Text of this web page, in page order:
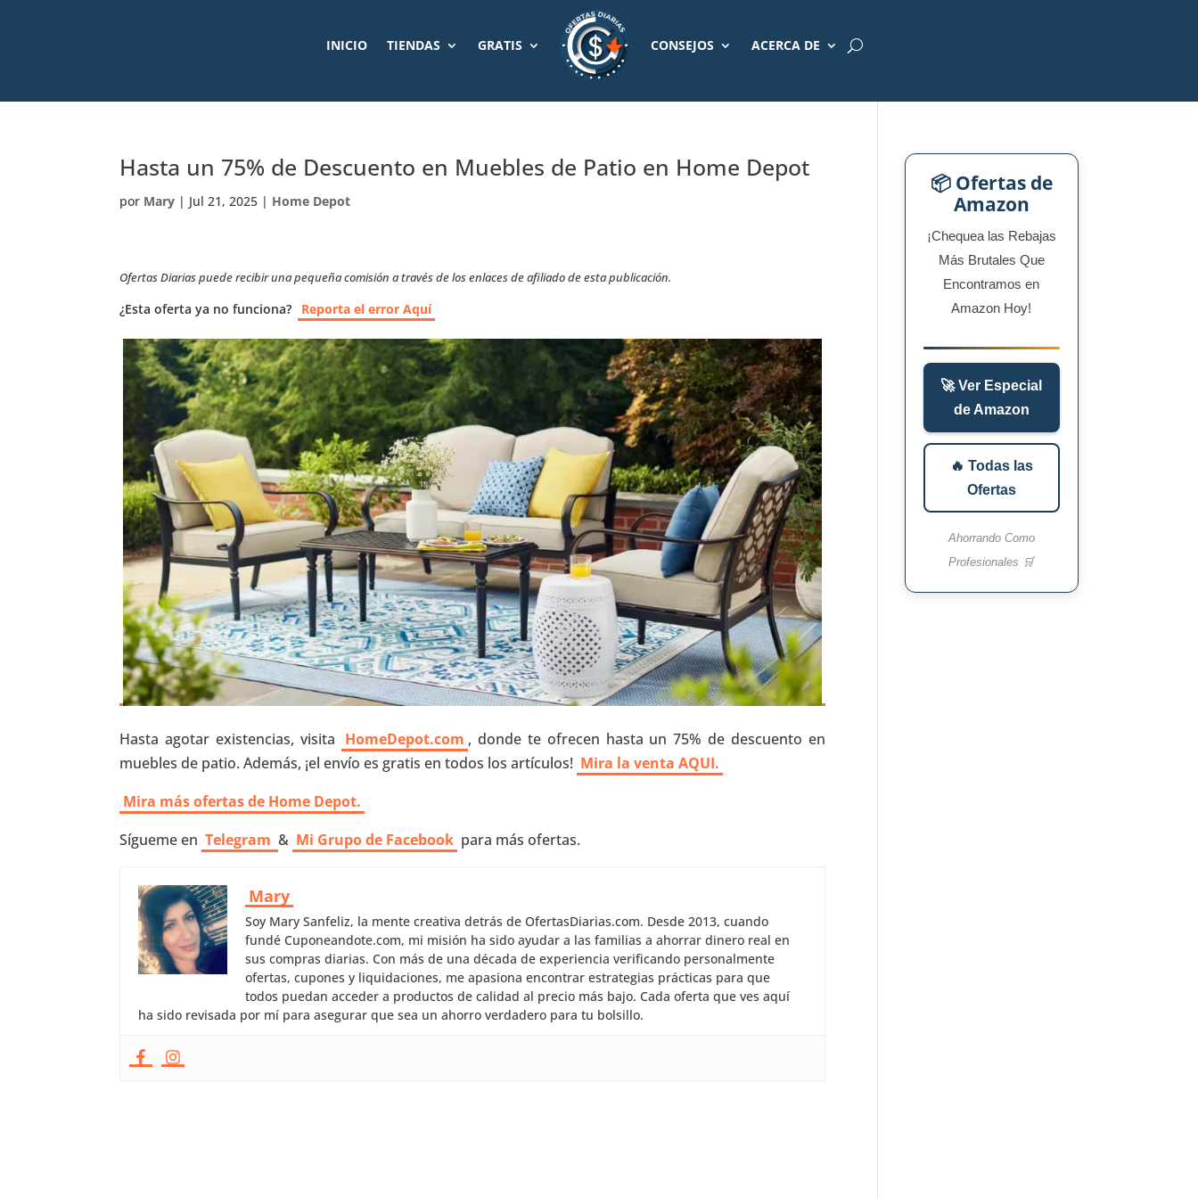
INICIO TIENDAS GRATIS CONSEJOS ACERCA DE
Hasta un 75% de Descuento en Muebles de Patio en Home Depot
por Mary | Jul 21, 2025 | Home Depot
Ofertas Diarias puede recibir una pequeña comisión a través de los enlaces de afiliado de esta publicación.
¿Esta oferta ya no funciona? Reporta el error Aquí
Hasta agotar existencias, visita HomeDepot.com , donde te ofrecen hasta un 75% de descuento en
muebles de patio. Además, ¡el envío es gratis en todos los artículos! Mira la venta AQUI.
Mira más ofertas de Home Depot.
Sígueme en Telegram & Mi Grupo de Facebook para más ofertas.
Mary
Soy Mary Sanfeliz, la mente creativa detrás de OfertasDiarias.com. Desde 2013, cuando
fundé Cuponeandote.com, mi misión ha sido ayudar a las familias a ahorrar dinero real en
sus compras diarias. Con más de una década de experiencia verificando personalmente
ofertas, cupones y liquidaciones, me apasiona encontrar estrategias prácticas para que
todos puedan acceder a productos de calidad al precio más bajo. Cada oferta que ves aquí
ha sido revisada por mí para asegurar que sea un ahorro verdadero para tu bolsillo.
📦 Ofertas de
Amazon
¡Chequea las Rebajas
Más Brutales Que
Encontramos en
Amazon Hoy!
🚀 Ver Especial
de Amazon
🔥 Todas las
Ofertas
Ahorrando Como
Profesionales 🛒